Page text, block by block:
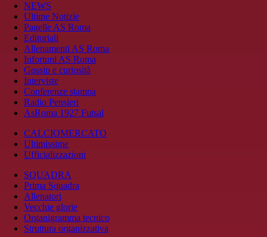
NEWS
Ultime Notizie
Pagelle AS Roma
Editoriali
Allenamenti AS Roma
Infortuni AS Roma
Gossip e curiosità
Interviste
Conferenze stampa
Radio Pensieri
AsRoma 1927 Futsal
CALCIOMERCATO
Ultimissime
Ufficializzazioni
SQUADRA
Prima Squadra
Allenatori
Vecchie glorie
Organigramma tecnico
Struttura organizzativa